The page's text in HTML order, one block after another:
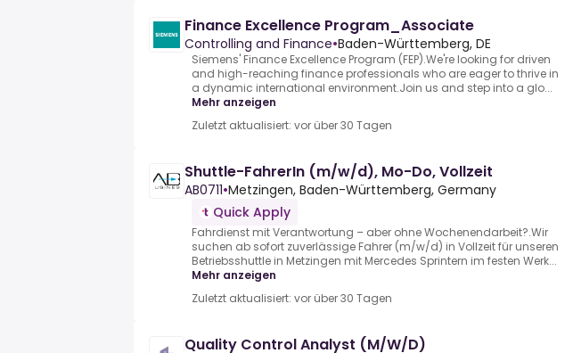
Finance Excellence Program_Associate
Controlling and Finance•Baden-Württemberg, DE
Siemens' Finance Excellence Program (FEP).We're looking for driven
and high-reaching finance professionals who are eager to thrive in
a dynamic international environment.Join us and step into a glo...
Mehr anzeigen
Zuletzt aktualisiert: vor über 30 Tagen
Shuttle-FahrerIn (m/w/d), Mo-Do, Vollzeit
AB0711•Metzingen, Baden-Württemberg, Germany
Quick Apply
Fahrdienst mit Verantwortung – aber ohne Wochenendarbeit?.Wir
suchen ab sofort zuverlässige Fahrer (m/w/d) in Vollzeit für unseren
Betriebsshuttle in Metzingen mit Mercedes Sprintern im festen Werk...
Mehr anzeigen
Zuletzt aktualisiert: vor über 30 Tagen
Quality Control Analyst (M/W/D)